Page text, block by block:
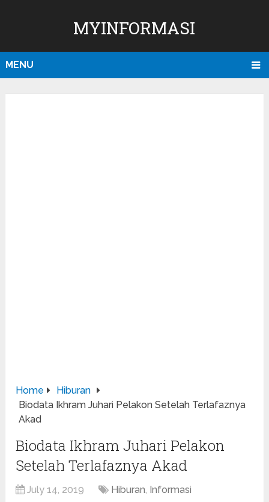
MYINFORMASI
MENU
Home
Hiburan
Biodata Ikhram Juhari Pelakon Setelah Terlafaznya
Akad
Biodata Ikhram Juhari Pelakon
Setelah Terlafaznya Akad
July 14, 2019 Hiburan, Informasi